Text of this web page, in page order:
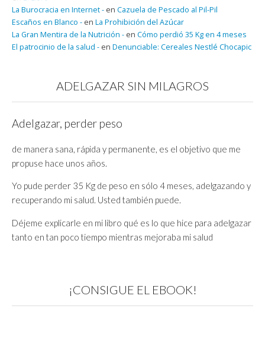
La Burocracia en Internet - en Cazuela de Pescado al Pil-Pil
Escaños en Blanco - en La Prohibición del Azúcar
La Gran Mentira de la Nutrición - en Cómo perdió 35 Kg en 4 meses
El patrocinio de la salud - en Denunciable: Cereales Nestlé Chocapic
ADELGAZAR SIN MILAGROS
Adelgazar, perder peso
de manera sana, rápida y permanente, es el objetivo que me
propuse hace unos años.
Yo pude perder 35 Kg de peso en sólo 4 meses, adelgazando y
recuperando mi salud. Usted también puede.
Déjeme explicarle en mi libro qué es lo que hice para adelgazar
tanto en tan poco tiempo mientras mejoraba mi salud
¡CONSIGUE EL EBOOK!